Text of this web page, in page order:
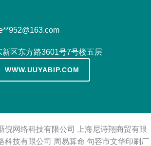
952@163.com
区东方路3601号7号楼五层
WWW.UUYABIP.COM
倪网络科技有限公司
上海尼诗翔商贸有限
科技有限公司 周易算命 句容市文华印刷厂